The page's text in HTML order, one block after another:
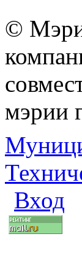
©
мэрии
Вход